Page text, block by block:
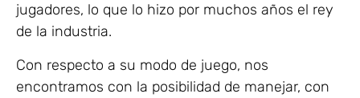
jugadores, lo que lo hizo por muchos años el rey
de la industria.
Con respecto a su modo de juego, nos
encontramos con la posibilidad de manejar, con